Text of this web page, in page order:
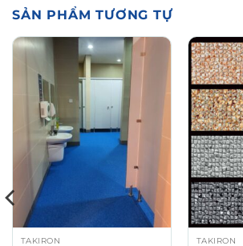
SẢN PHẨM TƯƠNG TỰ
TAKIRON TAKIRON